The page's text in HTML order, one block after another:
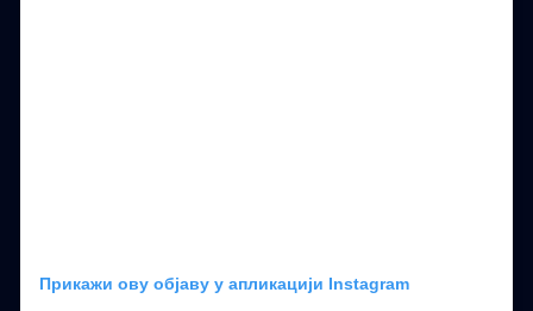
Прикажи ову објаву у апликацији Instagram